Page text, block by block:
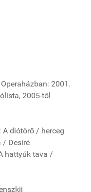
2001.
2005-től
A diótörő / herceg
/ Desiré
hattyúk tava /